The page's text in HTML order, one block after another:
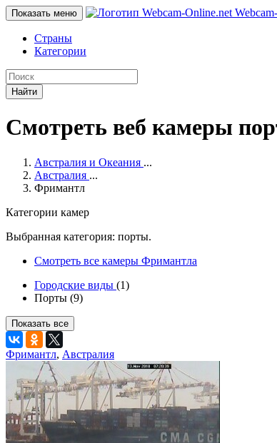
Показать меню
Страны
Категории
Найти
Смотреть веб камеры
Австралия и Океания ...
Австралия ...
Фримантл
Категории камер
Выбранная категория: порты.
Смотреть все камеры Фримантла
Городские виды (1)
Порты (9)
Показать все
Фримантл, Австралия